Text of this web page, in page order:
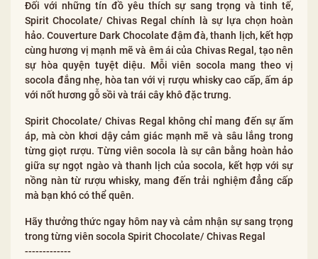
Đối với những tín đồ yêu thích sự sang trọng và tinh tế,
Spirit Chocolate/ Chivas Regal chính là sự lựa chọn hoàn
hảo. Couverture Dark Chocolate đậm đà, thanh lịch, kết hợp
cùng hương vị mạnh mẽ và êm ái của Chivas Regal, tạo nên
sự hòa quyện tuyệt diệu. Mỗi viên socola mang theo vị
socola đắng nhẹ, hòa tan với vị rượu whisky cao cấp, ấm áp
với nốt hương gỗ sồi và trái cây khô đặc trưng.
Spirit Chocolate/ Chivas Regal không chỉ mang đến sự ấm
áp, mà còn khơi dậy cảm giác mạnh mẽ và sâu lắng trong
từng giọt rượu. Từng viên socola là sự cân bằng hoàn hảo
giữa sự ngọt ngào và thanh lịch của socola, kết hợp với sự
nồng nàn từ rượu whisky, mang đến trải nghiệm đẳng cấp
mà bạn khó có thể quên.
Hãy thưởng thức ngay hôm nay và cảm nhận sự sang trọng
trong từng viên socola Spirit Chocolate/ Chivas Regal
-------------